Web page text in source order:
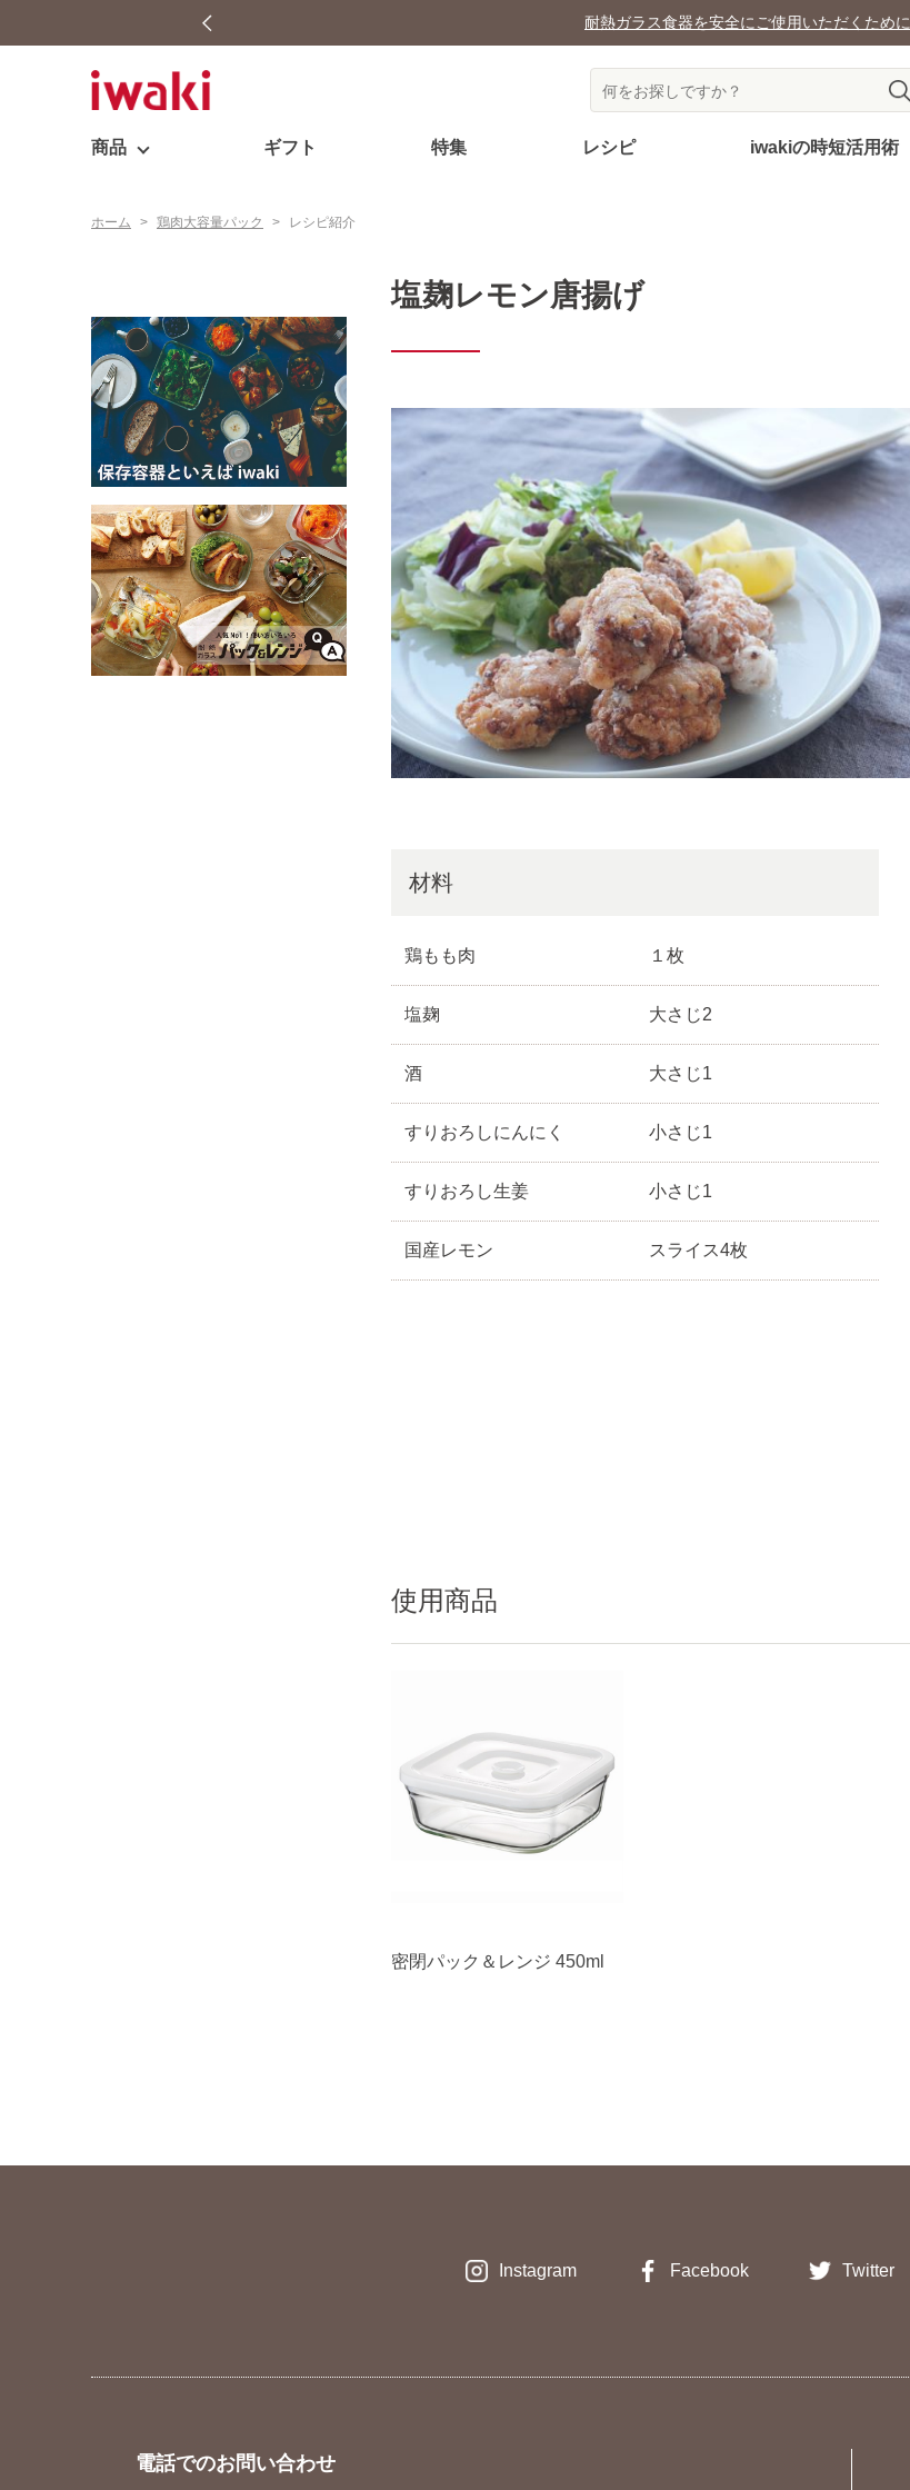
耐熱ガラス食器を安全にご使用いただくために
商品 ギフト 特集 レシピ iwakiの時短活用術
ホーム > 鶏肉大容量パック > レシピ紹介
塩麹レモン唐揚げ
材料
鶏もも肉 １枚
塩麹 大さじ2
酒 大さじ1
すりおろしにんにく 小さじ1
すりおろし生姜 小さじ1
国産レモン スライス4枚
使用商品
密閉パック＆レンジ 450ml
Instagram Facebook Twitter
電話でのお問い合わせ